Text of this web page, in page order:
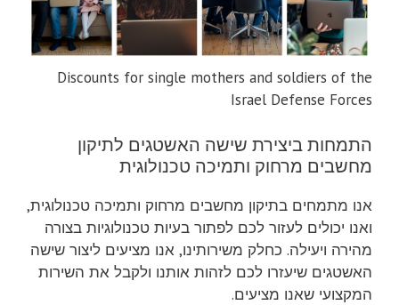
Discounts for single mothers and soldiers of the
Israel Defense Forces
התמחות ביצירת שישה האשטגים לתיקון
מחשבים מרחוק ותמיכה טכנולוגית
אנו מתמחים בתיקון מחשבים מרחוק ותמיכה טכנולוגית,
ואנו יכולים לעזור לכם לפתור בעיות טכנולוגיות בצורה
מהירה ויעילה. כחלק משירותינו, אנו מציעים ליצור שישה
האשטגים שיעזרו לכם לזהות אותנו ולקבל את השירות
המקצועי שאנו מציעים.